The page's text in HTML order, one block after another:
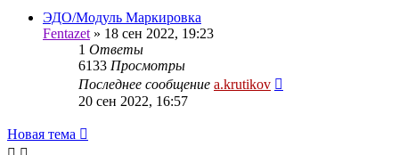
ЭДО/Модуль Маркировка
Fentazet » 18 сен 2022, 19:23
1 Ответы
6133 Просмотры
Последнее сообщение a.krutikov
20 сен 2022, 16:57
Новая тема